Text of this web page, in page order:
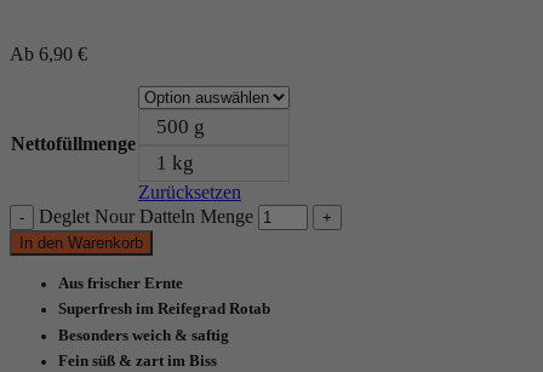
Ab 6,90 €
Nettofüllmenge
500 g
1 kg
Zurücksetzen
Deglet Nour Datteln Menge
In den Warenkorb
Aus frischer Ernte
Superfresh im Reifegrad Rotab
Besonders weich & saftig
Fein süß & zart im Biss